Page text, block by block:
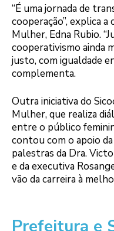
“É uma jornada de
cooperação”, explica
Mulher, Edna Rubio.
cooperativismo ainda
justo, com igualdade
complementa.
Outra iniciativa do
Mulher, que realiza
entre o público
contou com o apoio
palestras da Dra.
e da executiva
vão da carreira à
Prefeitura e